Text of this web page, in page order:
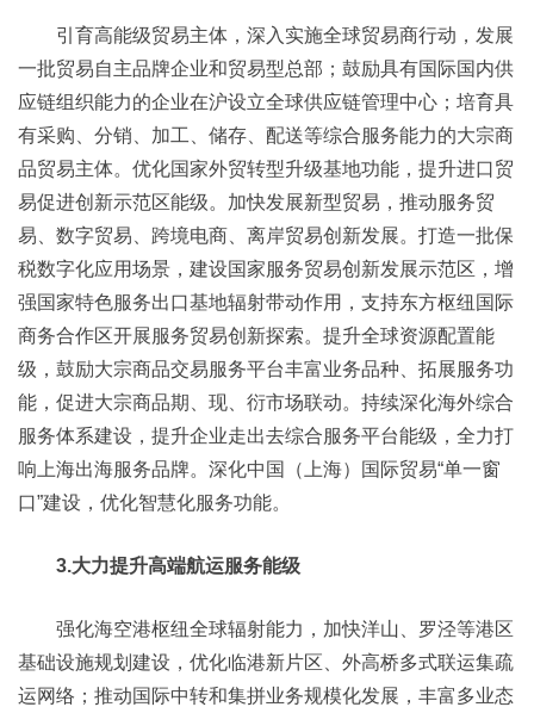
引育高能级贸易主体，深入实施全球贸易商行动，发展
一批贸易自主品牌企业和贸易型总部；鼓励具有国际国内供
应链组织能力的企业在沪设立全球供应链管理中心；培育具
有采购、分销、加工、储存、配送等综合服务能力的大宗商
品贸易主体。优化国家外贸转型升级基地功能，提升进口贸
易促进创新示范区能级。加快发展新型贸易，推动服务贸
易、数字贸易、跨境电商、离岸贸易创新发展。打造一批保
税数字化应用场景，建设国家服务贸易创新发展示范区，增
强国家特色服务出口基地辐射带动作用，支持东方枢纽国际
商务合作区开展服务贸易创新探索。提升全球资源配置能
级，鼓励大宗商品交易服务平台丰富业务品种、拓展服务功
能，促进大宗商品期、现、衍市场联动。持续深化海外综合
服务体系建设，提升企业走出去综合服务平台能级，全力打
响上海出海服务品牌。深化中国（上海）国际贸易“单一窗
口”建设，优化智慧化服务功能。
3.大力提升高端航运服务能级
强化海空港枢纽全球辐射能力，加快洋山、罗泾等港区
基础设施规划建设，优化临港新片区、外高桥多式联运集疏
运网络；推动国际中转和集拼业务规模化发展，丰富多业态